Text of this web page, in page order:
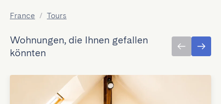
France / Tours
Wohnungen, die Ihnen gefallen
könnten